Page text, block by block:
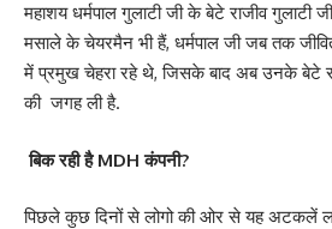
महाशय धर्मपाल गुलाटी जी के बेटे राजीव गुलाटी
मसाले के चेयरमैन भी हैं, धर्मपाल जी जब तक
में प्रमुख चेहरा रहे थे, जिसके बाद अब उनके बेटे
की जगह ली है.
बिक रही है MDH कंपनी?
पिछले कुछ दिनों से लोगो की ओर से यह अटकलें